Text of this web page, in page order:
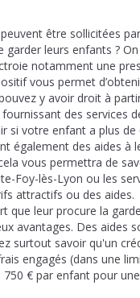
être sollicitées
leurs enfants ?
notamment une
vous permet
y avoir droit à
des services
si votre enfant a plus
également des aides à
vous permettra de
Foy-lès-Lyon ou les
attractifs ou des aides.
que leur procure la
avantages. Des aides
surtout savoir qu'un
engagés (dans une
€ par enfant pour